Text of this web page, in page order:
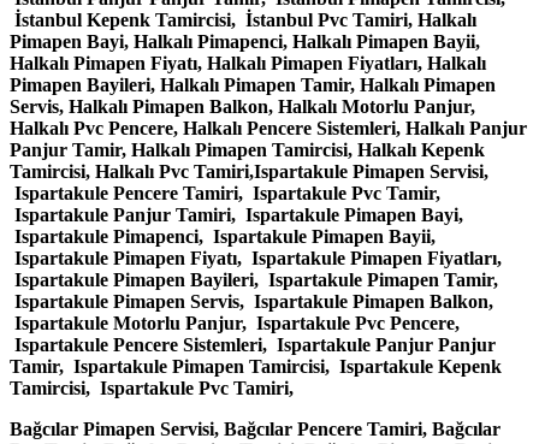
İstanbul Kepenk Tamircisi, İstanbul Pvc Tamiri, Halkalı
Pimapen Bayi, Halkalı Pimapenci, Halkalı Pimapen Bayii,
Halkalı Pimapen Fiyatı, Halkalı Pimapen Fiyatları, Halkalı
Pimapen Bayileri, Halkalı Pimapen Tamir, Halkalı Pimapen
Servis, Halkalı Pimapen Balkon, Halkalı Motorlu Panjur,
Halkalı Pvc Pencere, Halkalı Pencere Sistemleri, Halkalı Panjur
Panjur Tamir, Halkalı Pimapen Tamircisi, Halkalı Kepenk
Tamircisi, Halkalı Pvc Tamiri,Ispartakule Pimapen Servisi,
Ispartakule Pencere Tamiri, Ispartakule Pvc Tamir,
Ispartakule Panjur Tamiri, Ispartakule Pimapen Bayi,
Ispartakule Pimapenci, Ispartakule Pimapen Bayii,
Ispartakule Pimapen Fiyatı, Ispartakule Pimapen Fiyatları,
Ispartakule Pimapen Bayileri, Ispartakule Pimapen Tamir,
Ispartakule Pimapen Servis, Ispartakule Pimapen Balkon,
Ispartakule Motorlu Panjur, Ispartakule Pvc Pencere,
Ispartakule Pencere Sistemleri, Ispartakule Panjur Panjur
Tamir, Ispartakule Pimapen Tamircisi, Ispartakule Kepenk
Tamircisi, Ispartakule Pvc Tamiri,
Bağcılar Pimapen Servisi, Bağcılar Pencere Tamiri, Bağcılar